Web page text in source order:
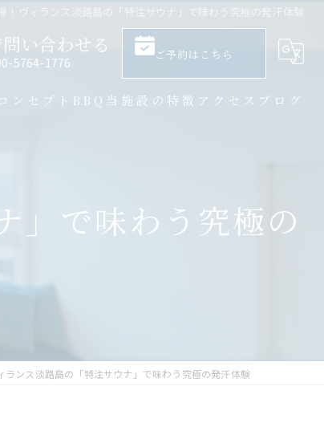
！ヴィランス淡路島の「特注サウナ」で味わう究極の発汗体験
5764-1776
い合わせる ご予約はこちら
コンセプト BBQ 当施設の特徴
バーベキュー
アクセス ブログ
」で味わう究極の
ランス淡路島の「特注サウナ」で味わう究極の発汗体験